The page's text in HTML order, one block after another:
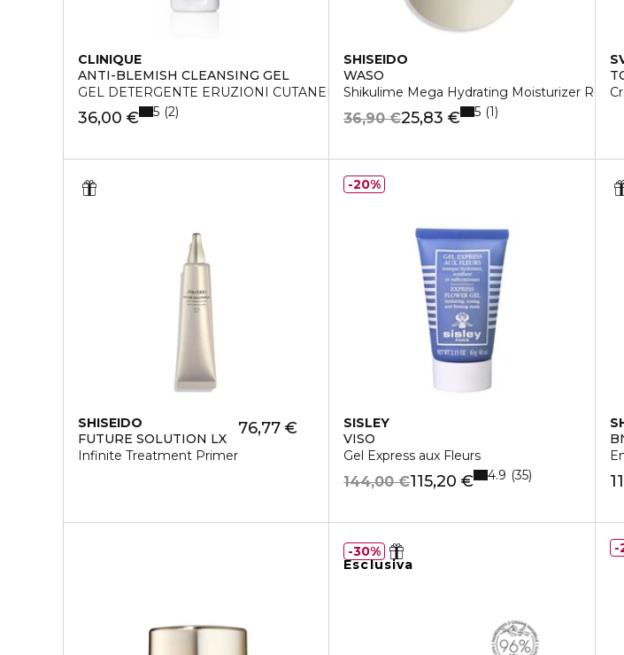
CLINIQUE
ANTI-BLEMISH CLEANSING GEL
GEL DETERGENTE ERUZIONI CUTANEE
36,00 € 5 2
SHISEIDO
WASO
Shikulime Mega Hydrating Moisturizer Refill
25,83 €
36,90 € 5 1
SHISEIDO
FUTURE SOLUTION LX
Infinite Treatment Primer
76,77 €
SISLEY
VISO
Gel Express aux Fleurs
115,20 €
144,00 € 4.9 35
20%
Esclusiva
30%